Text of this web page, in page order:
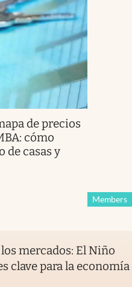
de precios
cómo
de casas y
Members
mercados: El Niño
clave para la economía